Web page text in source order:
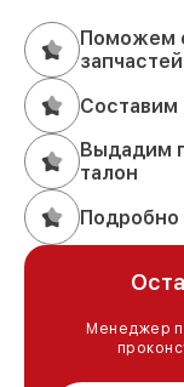
Поможем
запчастей
Составим
Выдадим
талон
Подробно
Менеджер